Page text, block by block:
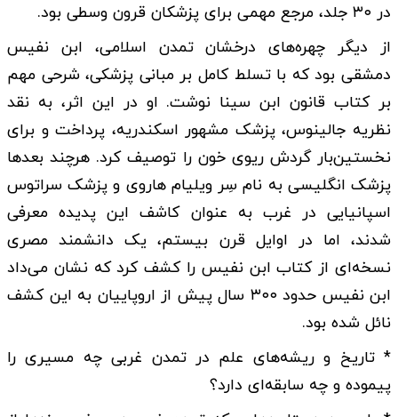
در ۳۰ جلد، مرجع مهمی برای پزشکان قرون وسطی بود.
از دیگر چهره‌های درخشان تمدن اسلامی، ابن نفیس
دمشقی بود که با تسلط کامل بر مبانی پزشکی، شرحی مهم
بر کتاب قانون ابن سینا نوشت. او در این اثر، به نقد
نظریه جالینوس، پزشک مشهور اسکندریه، پرداخت و برای
نخستین‌بار گردش ریوی خون را توصیف کرد. هرچند بعدها
پزشک انگلیسی به نام سِر ویلیام هاروی و پزشک سراتوس
اسپانیایی در غرب به عنوان کاشف این پدیده معرفی
شدند، اما در اوایل قرن بیستم، یک دانشمند مصری
نسخه‌ای از کتاب ابن نفیس را کشف کرد که نشان می‌داد
ابن نفیس حدود ۳۰۰ سال پیش از اروپاییان به این کشف
نائل شده بود.
* تاریخ و ریشه‌های علم در تمدن غربی چه مسیری را
پیموده و چه سابقه‌ای دارد؟